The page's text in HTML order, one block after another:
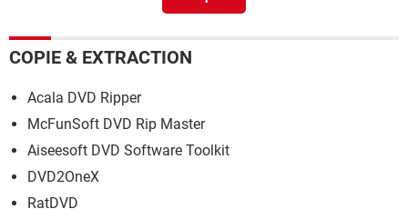
COPIE & EXTRACTION
Acala DVD Ripper
McFunSoft DVD Rip Master
Aiseesoft DVD Software Toolkit
DVD2OneX
RatDVD